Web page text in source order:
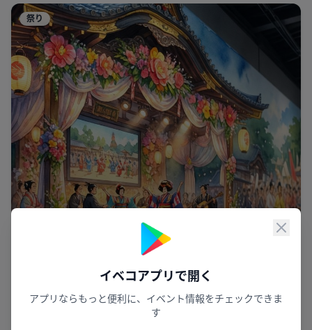
閉じ
イベコアプリで開く
アプリならもっと便利に、イベント情報をチェックできま
す
祭り